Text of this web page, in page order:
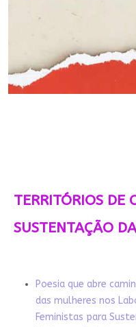
TERRITÓRIOS DE
SUSTENTAÇÃO
Poesia que abre
das mulheres nos
Feministas para